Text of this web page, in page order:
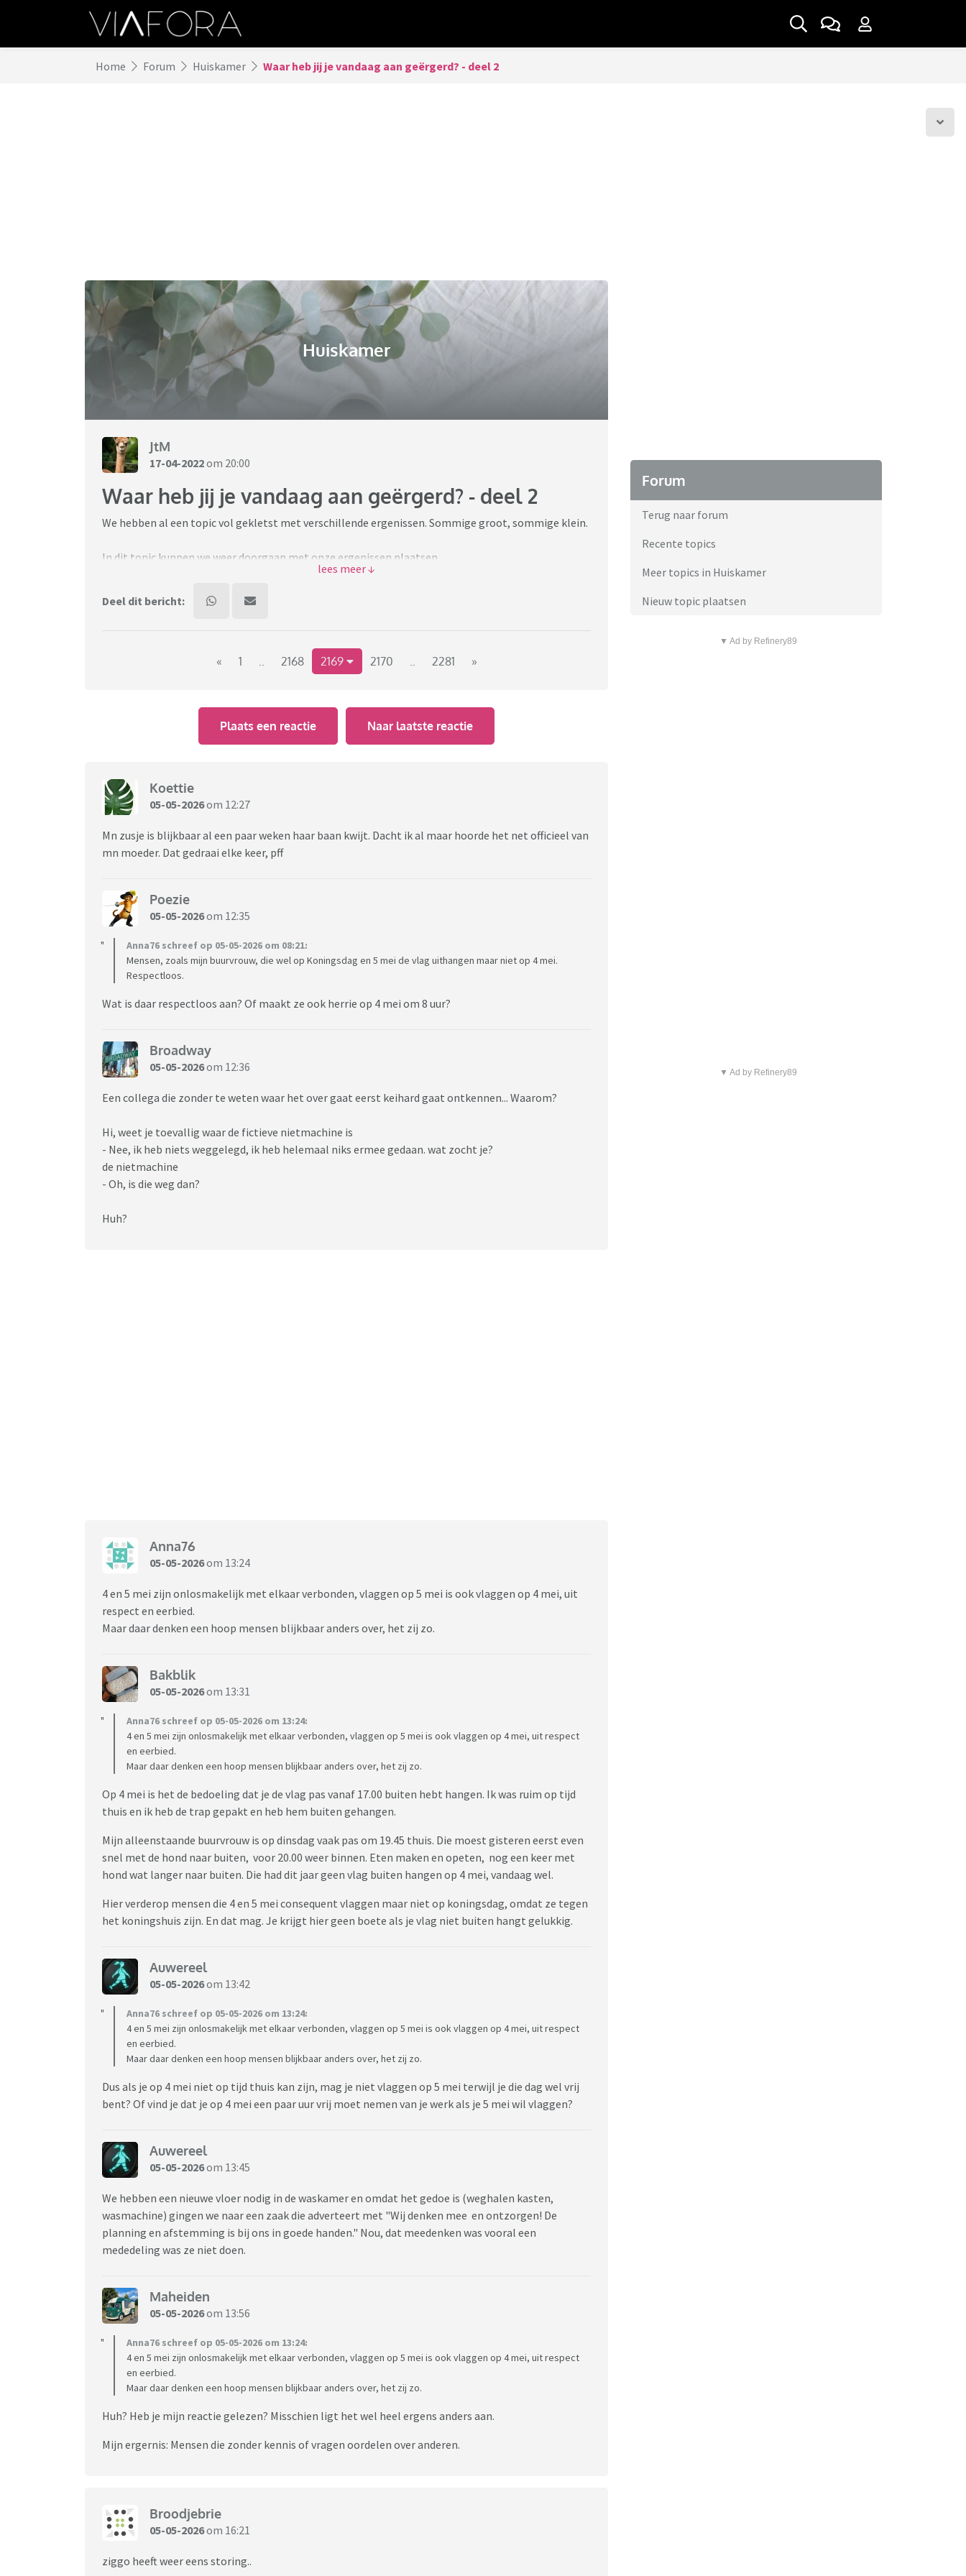
Home Forum Huiskamer Waar heb jij je vandaag aan geërgerd? - deel 2
Huiskamer
JtM
17-04-2022om 20:00
Waar heb jij je vandaag aan geërgerd? - deel 2
We hebben al een topic vol gekletst met verschillende ergenissen. Sommige groot, sommige klein.
In dit topic kunnen we weer doorgaan met onze ergenissen plaatsen.
Let wel: op elkaar reageren mag, als het maar niet op een vervelende, belerende manier is.
Deel dit bericht:
« 1 .. 2168 2169 2170 .. 2281 »
Plaats een reactie Naar laatste reactie
Koettie
05-05-2026om 12:27
Mn zusje is blijkbaar al een paar weken haar baan kwijt. Dacht ik al maar hoorde het net officieel van
mn moeder. Dat gedraai elke keer, pff
Poezie
05-05-2026om 12:35
Anna76 schreef op 05-05-2026 om 08:21:
Mensen, zoals mijn buurvrouw, die wel op Koningsdag en 5 mei de vlag uithangen maar niet op 4 mei.
Respectloos.
Wat is daar respectloos aan? Of maakt ze ook herrie op 4 mei om 8 uur?
Broadway
05-05-2026om 12:36
Een collega die zonder te weten waar het over gaat eerst keihard gaat ontkennen... Waarom?
Hi, weet je toevallig waar de fictieve nietmachine is
- Nee, ik heb niets weggelegd, ik heb helemaal niks ermee gedaan. wat zocht je?
de nietmachine
- Oh, is die weg dan?
Huh?
Anna76
05-05-2026om 13:24
4 en 5 mei zijn onlosmakelijk met elkaar verbonden, vlaggen op 5 mei is ook vlaggen op 4 mei, uit
respect en eerbied.
Maar daar denken een hoop mensen blijkbaar anders over, het zij zo.
Bakblik
05-05-2026om 13:31
Anna76 schreef op 05-05-2026 om 13:24:
4 en 5 mei zijn onlosmakelijk met elkaar verbonden, vlaggen op 5 mei is ook vlaggen op 4 mei, uit respect
en eerbied.
Maar daar denken een hoop mensen blijkbaar anders over, het zij zo.
Op 4 mei is het de bedoeling dat je de vlag pas vanaf 17.00 buiten hebt hangen. Ik was ruim op tijd
thuis en ik heb de trap gepakt en heb hem buiten gehangen.
Mijn alleenstaande buurvrouw is op dinsdag vaak pas om 19.45 thuis. Die moest gisteren eerst even
snel met de hond naar buiten, voor 20.00 weer binnen. Eten maken en opeten, nog een keer met
hond wat langer naar buiten. Die had dit jaar geen vlag buiten hangen op 4 mei, vandaag wel.
Hier verderop mensen die 4 en 5 mei consequent vlaggen maar niet op koningsdag, omdat ze tegen
het koningshuis zijn. En dat mag. Je krijgt hier geen boete als je vlag niet buiten hangt gelukkig.
Auwereel
05-05-2026om 13:42
Anna76 schreef op 05-05-2026 om 13:24:
4 en 5 mei zijn onlosmakelijk met elkaar verbonden, vlaggen op 5 mei is ook vlaggen op 4 mei, uit respect
en eerbied.
Maar daar denken een hoop mensen blijkbaar anders over, het zij zo.
Dus als je op 4 mei niet op tijd thuis kan zijn, mag je niet vlaggen op 5 mei terwijl je die dag wel vrij
bent? Of vind je dat je op 4 mei een paar uur vrij moet nemen van je werk als je 5 mei wil vlaggen?
Auwereel
05-05-2026om 13:45
We hebben een nieuwe vloer nodig in de waskamer en omdat het gedoe is (weghalen kasten,
wasmachine) gingen we naar een zaak die adverteert met "Wij denken mee en ontzorgen! De
planning en afstemming is bij ons in goede handen." Nou, dat meedenken was vooral een
mededeling was ze niet doen.
Maheiden
05-05-2026om 13:56
Anna76 schreef op 05-05-2026 om 13:24:
4 en 5 mei zijn onlosmakelijk met elkaar verbonden, vlaggen op 5 mei is ook vlaggen op 4 mei, uit respect
en eerbied.
Maar daar denken een hoop mensen blijkbaar anders over, het zij zo.
Huh? Heb je mijn reactie gelezen? Misschien ligt het wel heel ergens anders aan.
Mijn ergernis: Mensen die zonder kennis of vragen oordelen over anderen.
Broodjebrie
05-05-2026om 16:21
ziggo heeft weer eens storing..
Forum
Terug naar forum
Recente topics
Meer topics in Huiskamer
Nieuw topic plaatsen
▼ Ad by Refinery89
▼ Ad by Refinery89